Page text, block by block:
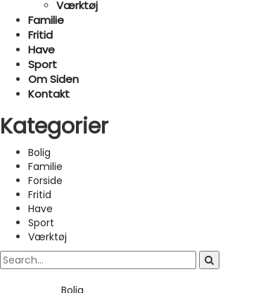
Værktøj
Familie
Fritid
Have
Sport
Om Siden
Kontakt
Kategorier
Bolig
Familie
Forside
Fritid
Have
Sport
Værktøj
Bolig